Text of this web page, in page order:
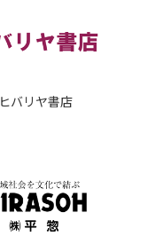
ヒバリヤ書店